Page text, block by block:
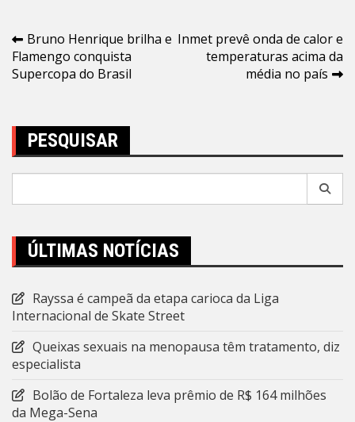
Navegação
de
Bruno Henrique brilha e
Flamengo conquista
Supercopa do Brasil
Inmet prevê onda de calor e
temperaturas acima da
média no país
PESQUISAR
ÚLTIMAS NOTÍCIAS
Rayssa é campeã da etapa carioca da Liga
Internacional de Skate Street
Queixas sexuais na menopausa têm tratamento, diz
especialista
Bolão de Fortaleza leva prêmio de R$ 164 milhões
da Mega-Sena